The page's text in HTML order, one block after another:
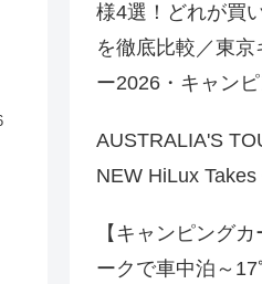
様4選！どれが買
を徹底比較／東京
ー2026・キャン
AUSTRALIA'S
NEW HiLux
【キャンピング
ークで車中泊～